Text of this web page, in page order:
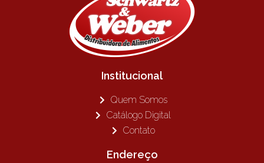
Institucional
Quem Somos
Catálogo Digital
Contato
Endereço